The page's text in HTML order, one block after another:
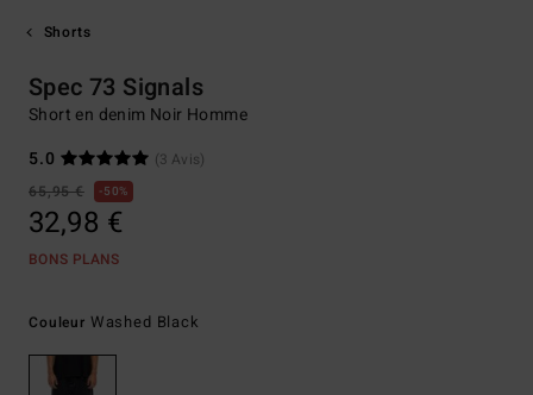
Shorts
Spec 73 Signals
Short en denim Noir Homme
5.0
(3 Avis)
65,95 €
50%
32,98 €
BONS PLANS
Couleur Washed Black